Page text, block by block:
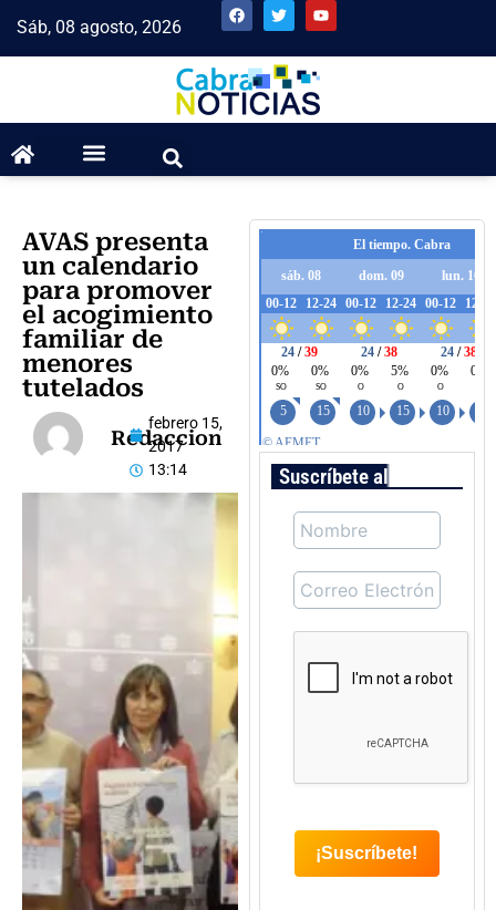
Sáb, 08 agosto, 2026
AVAS presenta
un calendario
para promover
el acogimiento
familiar de
menores
tutelados
Redaccion
febrero 15,
2017
13:14
Suscríbete al boletín